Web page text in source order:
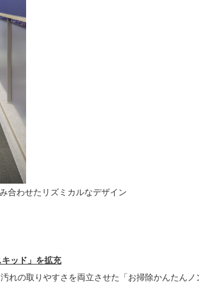
合わせたリズミカルなデザイン
ッド」を拡充
れの取りやすさを両立させた「お掃除かんたん